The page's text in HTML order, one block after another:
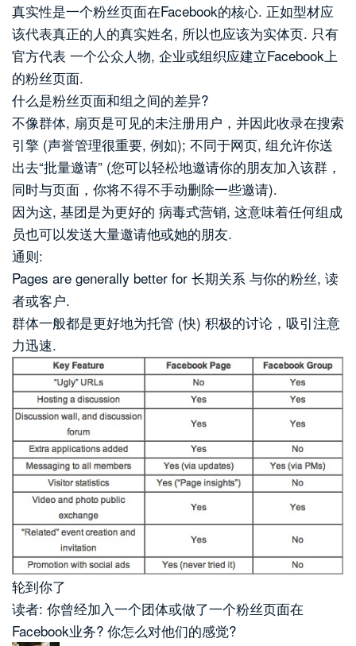
真实性是一个粉丝页面在Facebook的核心. 正如型材应
该代表真正的人的真实姓名, 所以也应该为实体页. 只有
官方代表 一个公众人物, 企业或组织应建立Facebook上
的粉丝页面.
什么是粉丝页面和组之间的差异?
不像群体, 扇页是可见的未注册用户，并因此收录在搜索
引擎 (声誉管理很重要, 例如); 不同于网页, 组允许你送
出去“批量邀请” (您可以轻松地邀请你的朋友加入该群，
同时与页面，你将不得不手动删除一些邀请).
因为这, 基团是为更好的 病毒式营销, 这意味着任何组成
员也可以发送大量邀请他或她的朋友.
通则:
Pages are generally better for 长期关系 与你的粉丝, 读
者或客户.
群体一般都是更好地为托管 (快) 积极的讨论，吸引注意
力迅速.
轮到你了
读者: 你曾经加入一个团体或做了一个粉丝页面在
Facebook业务? 你怎么对他们的感觉?